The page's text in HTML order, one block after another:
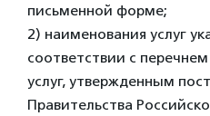
письменной форме;
2) наименования услуг
соответствии с
услуг, утвержденным
Правительства